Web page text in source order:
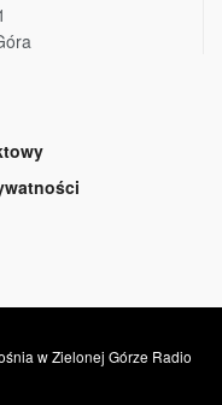
w Zielonej Górze Radio